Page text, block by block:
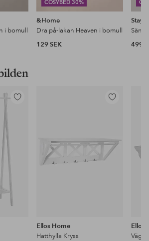
i bomull
COSYBED 30%
&Home
Dra på-lakan Heaven i bomull
129 SEK
499
Lägg
Lägg
Ellos Home
Hatthylla Kryss
Ellos